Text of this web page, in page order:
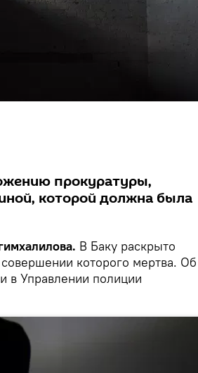
прокуратуры,
которой должна была
В Баку раскрыто
которого мертва. Об
в Управлении полиции